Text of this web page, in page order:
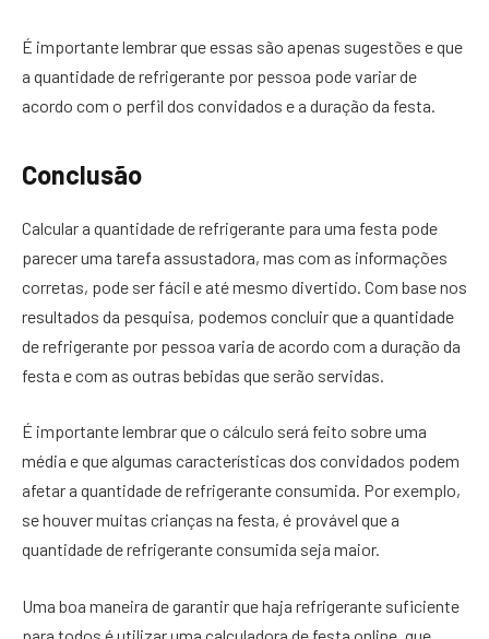
É importante lembrar que essas são apenas sugestões e que
a quantidade de refrigerante por pessoa pode variar de
acordo com o perfil dos convidados e a duração da festa.
Conclusão
Calcular a quantidade de refrigerante para uma festa pode
parecer uma tarefa assustadora, mas com as informações
corretas, pode ser fácil e até mesmo divertido. Com base nos
resultados da pesquisa, podemos concluir que a quantidade
de refrigerante por pessoa varia de acordo com a duração da
festa e com as outras bebidas que serão servidas.
É importante lembrar que o cálculo será feito sobre uma
média e que algumas características dos convidados podem
afetar a quantidade de refrigerante consumida. Por exemplo,
se houver muitas crianças na festa, é provável que a
quantidade de refrigerante consumida seja maior.
Uma boa maneira de garantir que haja refrigerante suficiente